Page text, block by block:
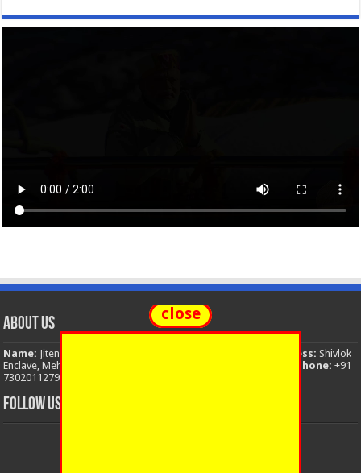
About Us
Name: Jitendra Singh Address: Shivlok
Enclave, Mehuwala Mafi, Dehradun, Uttarakhand, 248001, India
Phone: +91
7302011279
FOLLOW US
close